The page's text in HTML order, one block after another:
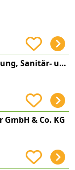
Florian Schmotzer Heizung, Sanitär- und Solaranlagen
& Co. KG